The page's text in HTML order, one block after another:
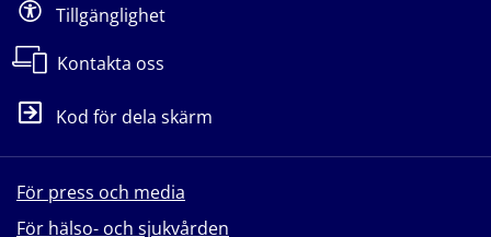
Tillgänglighet
Kontakta oss
Kod för dela skärm
För press och media
För hälso- och sjukvården